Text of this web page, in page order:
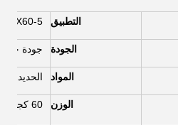
التطبيق EX60-5
الجودة جودة جيدة
المواد الحديد
الوزن 60 كجم